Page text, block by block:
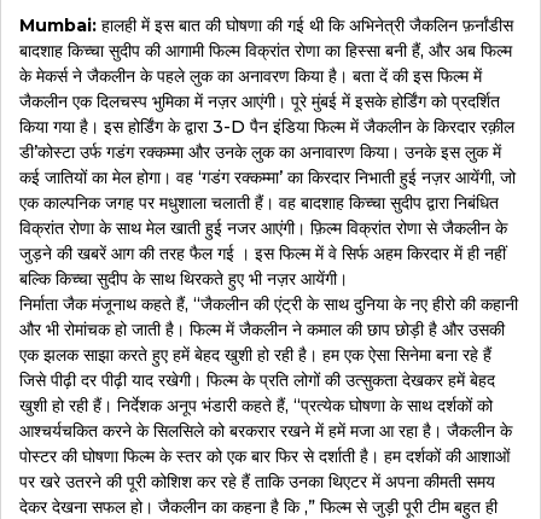
Mumbai: हालही में इस बात की घोषणा की गई थी कि अभिनेत्री जैकलिन फ़र्नांडीस
बादशाह किच्चा सुदीप की आगामी फिल्म विक्रांत रोणा का हिस्सा बनी हैं, और अब फिल्म
के मेकर्स ने जैकलीन के पहले लुक का अनावरण किया है। बता दें की इस फिल्म में
जैकलीन एक दिलचस्प भुमिका में नज़र आएंगी। पूरे मुंबई में इसके होर्डिंग को प्रदर्शित
किया गया है। इस होर्डिंग के द्वारा 3-D पैन इंडिया फिल्म में जैकलीन के किरदार रक़ील
डी’कोस्टा उर्फ गडंग रक्कम्मा और उनके लुक का अनावारण किया। उनके इस लुक में
कई जातियों का मेल होगा। वह ‘गडंग रक्कम्मा’ का किरदार निभाती हुई नज़र आयेंगी, जो
एक काल्पनिक जगह पर मधुशाला चलाती हैं। वह बादशाह किच्चा सुदीप द्वारा निबंधित
विक्रांत रोणा के साथ मेल खाती हुई नजर आएंगी। फ़िल्म विक्रांत रोणा से जैकलीन के
जुड़ने की खबरें आग की तरह फैल गई । इस फिल्म में वे सिर्फ अहम किरदार में ही नहीं
बल्कि किच्चा सुदीप के साथ थिरकते हुए भी नज़र आयेंगी।
निर्माता जैक मंजूनाथ कहते हैं, “जैकलीन की एंट्री के साथ दुनिया के नए हीरो की कहानी
और भी रोमांचक हो जाती है। फिल्म में जैकलीन ने कमाल की छाप छोड़ी है और उसकी
एक झलक साझा करते हुए हमें बेहद खुशी हो रही है। हम एक ऐसा सिनेमा बना रहे हैं
जिसे पीढ़ी दर पीढ़ी याद रखेगी। फिल्म के प्रति लोगों की उत्सुकता देखकर हमें बेहद
खुशी हो रही हैं। निर्देशक अनूप भंडारी कहते हैं, “प्रत्येक घोषणा के साथ दर्शकों को
आश्चर्यचकित करने के सिलसिले को बरकरार रखने में हमें मजा आ रहा है। जैकलीन के
पोस्टर की घोषणा फिल्म के स्तर को एक बार फिर से दर्शाती है। हम दर्शकों की आशाओं
पर खरे उतरने की पूरी कोशिश कर रहे हैं ताकि उनका थिएटर में अपना कीमती समय
देकर देखना सफल हो। जैकलीन का कहना है कि ,” फिल्म से जुड़ी पूरी टीम बहुत ही